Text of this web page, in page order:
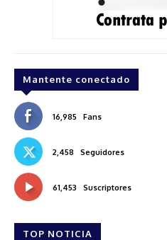
Mantente conectado
16,985 Fans
2,458 Seguidores
61,453 Suscriptores
TOP NOTICIA